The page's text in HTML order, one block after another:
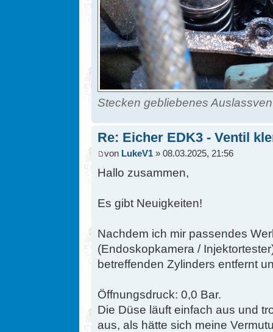
Stecken gebliebenes
Re: Eicher EDK3 - Ventil
von LukeV1 » 08.03.2025, 21:56
Hallo zusammen,
Es gibt Neuigkeiten!
Nachdem ich mir passendes
(Endoskopkamera /
betreffenden Zylinders entfernt
Öffnungsdruck: 0,0 Bar.
Die Düse läuft einfach aus und
aus, als hätte sich meine